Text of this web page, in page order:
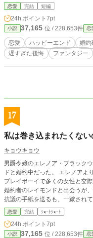
必死で生きた。けれど、運命か
拘束されてしまう。下された判決は、死刑。 最後の手段
方法を使って、処刑される日に
別れを告げて逃げた。新しい人生を送るために。
す。
恋愛 完結 短編
24h.ポイント 7pt
小説 37,165 位 / 228,653件 恋
恋愛 ハッピーエンド 婚約
遅すぎた後悔
ファンタジー
17
私は巻き込まれたくな
キョウキョウ
男爵令嬢のエレノア・ブラック
ドと婚約中だった。 エレノアよりも１年早く学園に通っていたレイモンドは、
プレイボーイで多くの女性と交際していた。 エレノアが学
婚約者のレイモンドと出会うが、その素性に
抗議の手紙を送るも、一蹴されてしまう。 これ以上はダメだ
アは、婚約破棄を申し出ることを決意する。 ※設定ゆるめ
です。 ※カクヨムにも掲載中です
恋愛 完結 ｼｮｰﾄｼｮｰﾄ
24h.ポイント 7pt
小説 37,165 位 / 228,653件 恋